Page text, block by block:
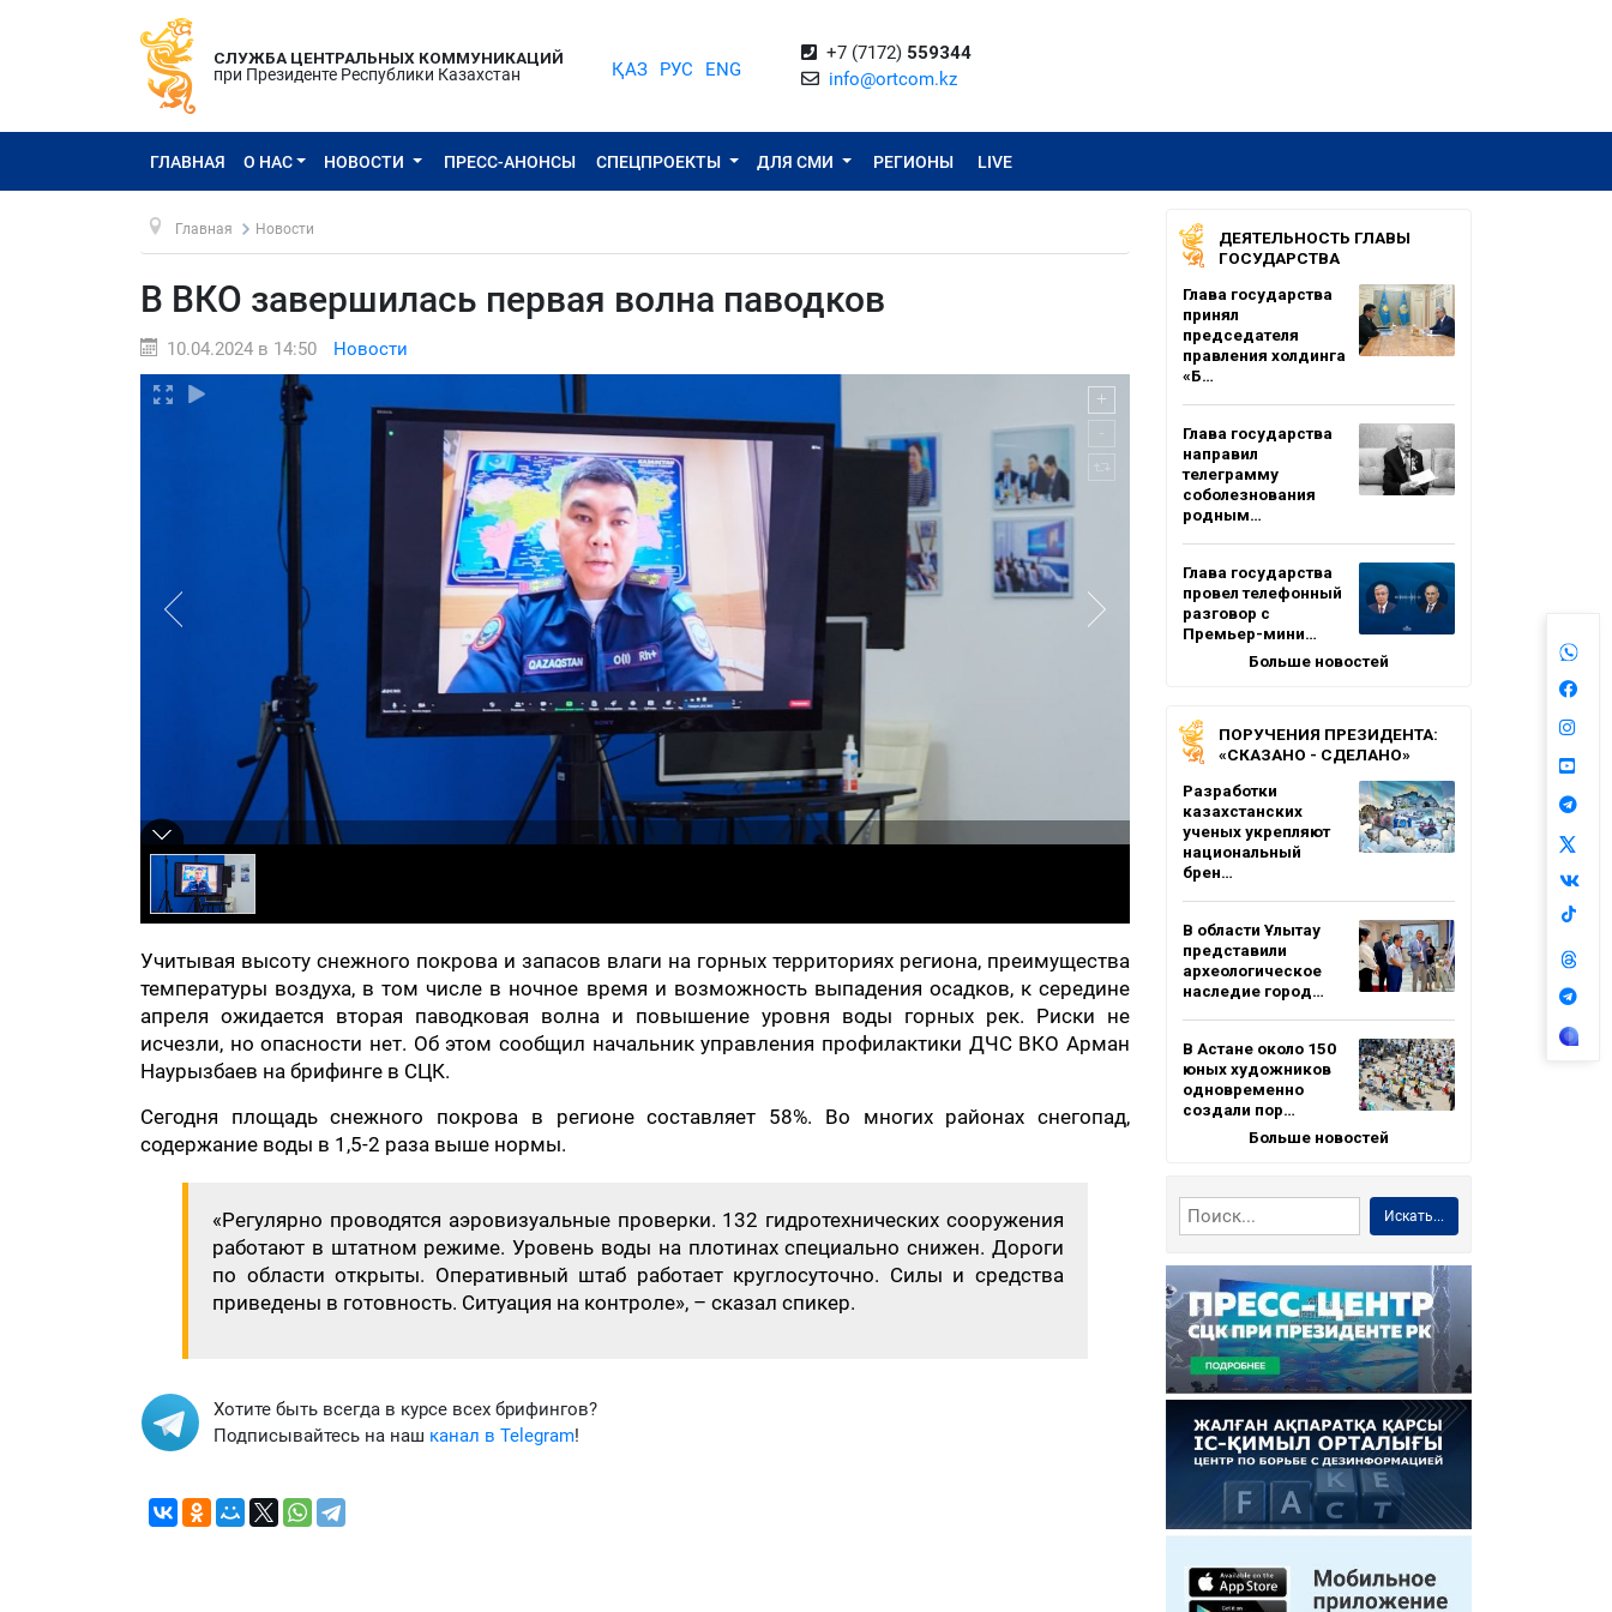
СЛУЖБА ЦЕНТРАЛЬНЫХ КОММУНИКАЦИЙ
при Президенте Республики Казахстан
ҚАЗ РУС ENG
+7 (7172) 559344
info@ortcom.kz
ГЛАВНАЯ О НАС НОВОСТИ ПРЕСС-АНОНСЫ СПЕЦПРОЕКТЫ ДЛЯ СМИ РЕГИОНЫ LIVE
Главная Новости
В ВКО завершилась первая волна паводков
10.04.2024 в 14:50 Новости
Учитывая высоту снежного покрова и запасов влаги на горных территориях региона, преимущества
температуры воздуха, в том числе в ночное время и возможность выпадения осадков, к середине
апреля ожидается вторая паводковая волна и повышение уровня воды горных рек. Риски не
исчезли, но опасности нет. Об этом сообщил начальник управления профилактики ДЧС ВКО Арман
Наурызбаев на брифинге в СЦК.
Сегодня площадь снежного покрова в регионе составляет 58%. Во многих районах снегопад,
содержание воды в 1,5-2 раза выше нормы.
«Регулярно проводятся аэровизуальные проверки. 132 гидротехнических сооружения
работают в штатном режиме. Уровень воды на плотинах специально снижен. Дороги
по области открыты. Оперативный штаб работает круглосуточно. Силы и средства
приведены в готовность. Ситуация на контроле», – сказал спикер.
Хотите быть всегда в курсе всех брифингов?
Подписывайтесь на наш канал в Telegram!
ДЕЯТЕЛЬНОСТЬ ГЛАВЫ
ГОСУДАРСТВА
Глава государства
принял
председателя
правления холдинга
«Б…
Глава государства
направил
телеграмму
соболезнования
родным…
Глава государства
провел телефонный
разговор с
Премьер-мини…
Больше новостей
ПОРУЧЕНИЯ ПРЕЗИДЕНТА:
«СКАЗАНО - СДЕЛАНО»
Разработки
казахстанских
ученых укрепляют
национальный
брен…
В области Ұлытау
представили
археологическое
наследие город…
В Астане около 150
юных художников
одновременно
создали пор…
Больше новостей
Искать...